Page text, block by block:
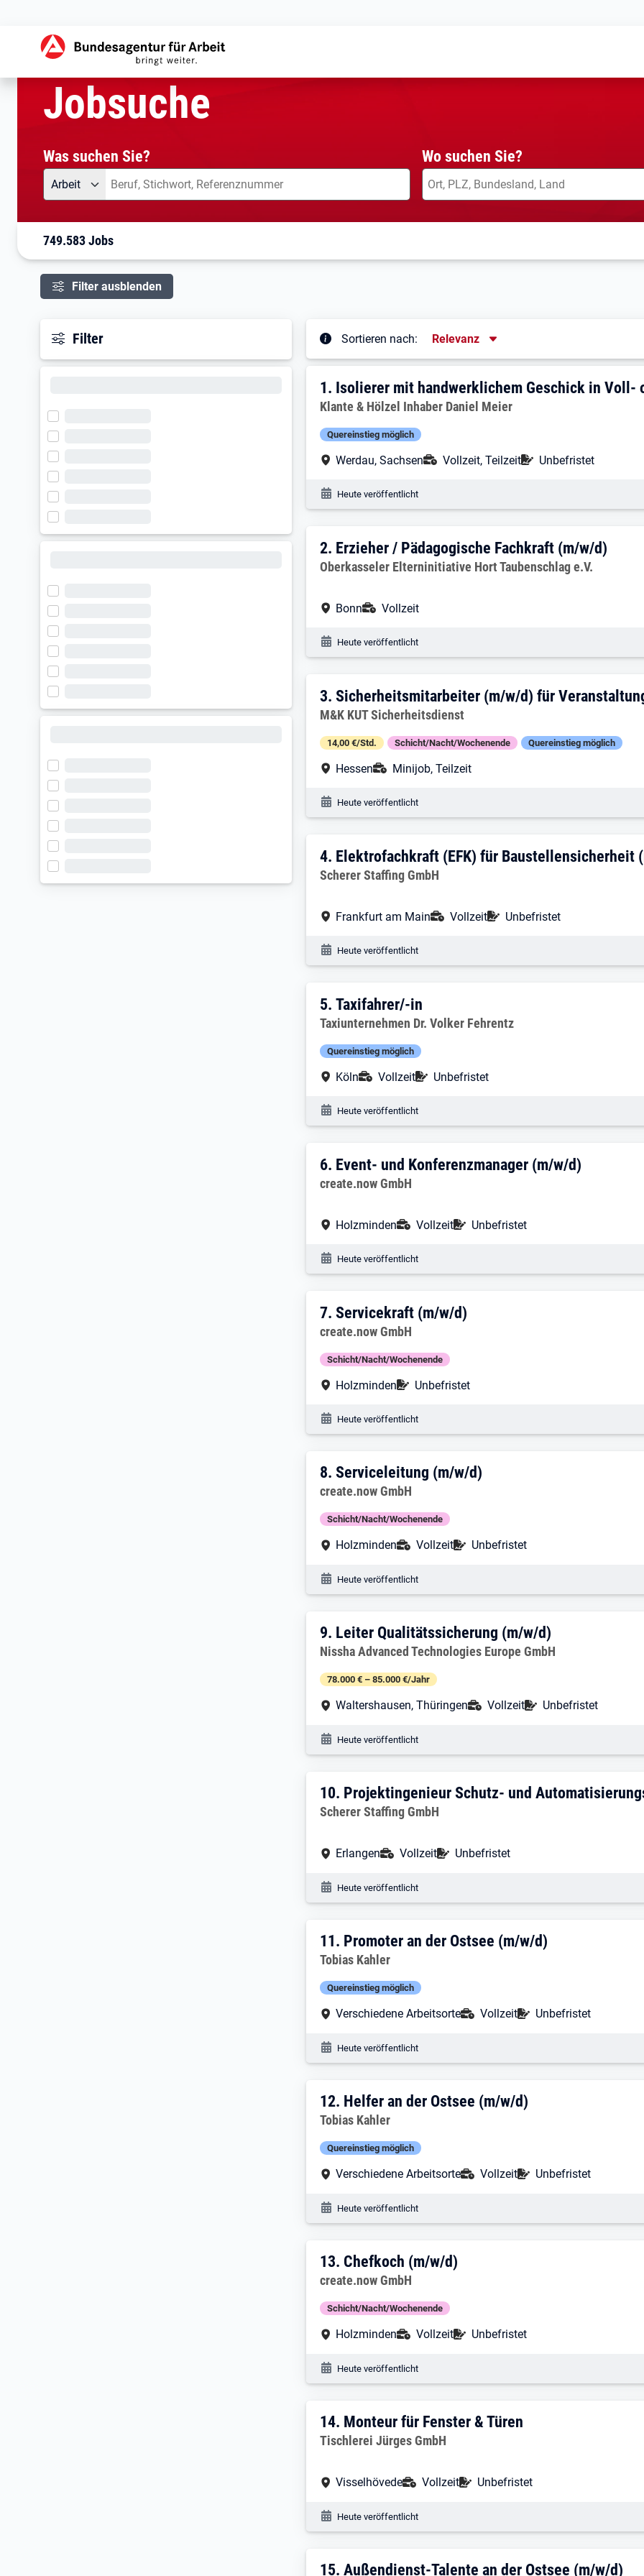
Startseite
Jobsuche
Was suchen Sie?
Angebotsart
Arbeit Was suchen Sie?
Wo suchen Sie?
749.583 Jobs
Filter ausblenden
Filter Sortieren nach: Sortierung
Relevanz
Ergebnisliste
1. Ergebnis: Isolierer mit
1. Isolierer mit handwerklichem Geschick in Voll-
Arbeitgeber:
Klante & Hölzel Inhaber Daniel Meier
Quereinstieg möglich
Arbeitsort:
Werdau, Sachsen Anstellungsart:
Vollzeit, Teilzeit Befristung:
Unbefristet
Veröffentlichungsdatum:
Heute veröffentlicht
2. Ergebnis: Erzieher / Pädagogische
2. Erzieher / Pädagogische Fachkraft (m/w/d)
Arbeitgeber:
Oberkasseler Elterninitiative Hort Taubenschlag e.V.
Arbeitsort:
Bonn Anstellungsart:
Vollzeit
Veröffentlichungsdatum:
Heute veröffentlicht
3. Ergebnis: Sicherheitsmitarbeiter (m/
3.Sicherheitsmitarbeiter (m/w/d) für
Arbeitgeber:
M&K KUT Sicherheitsdienst
14,00 €/Std. Schicht/Nacht/Wochenende Quereinstieg möglich
Arbeitsort:
Hessen Anstellungsart:
Minijob, Teilzeit
Veröffentlichungsdatum:
Heute veröffentlicht
4. Ergebnis: Elektrofachkraft (EFK) für
4. Elektrofachkraft (EFK) für Baustellensicherheit
Arbeitgeber:
Scherer Staffing GmbH
Arbeitsort:
Frankfurt am Main Anstellungsart:
Vollzeit Befristung:
Unbefristet
Veröffentlichungsdatum:
Heute veröffentlicht
5. Ergebnis: Taxifahrer/-in
5.Taxifahrer/-in
Arbeitgeber:
Taxiunternehmen Dr. Volker Fehrentz
Quereinstieg möglich
Arbeitsort:
Köln Anstellungsart:
Vollzeit Befristung:
Unbefristet
Veröffentlichungsdatum:
Heute veröffentlicht
6. Ergebnis: Event- und
6. Event- und Konferenzmanager (m/w/d)
Arbeitgeber:
create.now GmbH
Arbeitsort:
Holzminden Anstellungsart:
Vollzeit Befristung:
Unbefristet
Veröffentlichungsdatum:
Heute veröffentlicht
7. Ergebnis: Servicekraft (m/w/d)
7.Servicekraft (m/w/d)
Arbeitgeber:
create.now GmbH
Schicht/Nacht/Wochenende
Arbeitsort:
Holzminden Befristung:
Unbefristet
Veröffentlichungsdatum:
Heute veröffentlicht
8. Ergebnis: Serviceleitung (m/w/d)
8.Serviceleitung (m/w/d)
Arbeitgeber:
create.now GmbH
Schicht/Nacht/Wochenende
Arbeitsort:
Holzminden Anstellungsart:
Vollzeit Befristung:
Unbefristet
Veröffentlichungsdatum:
Heute veröffentlicht
9. Ergebnis: Leiter Qualitätssicherung
9. Leiter Qualitätssicherung (m/w/d)
Arbeitgeber:
Nissha Advanced Technologies Europe GmbH
78.000 € – 85.000 €/Jahr
Arbeitsort:
Waltershausen, Thüringen Anstellungsart:
Vollzeit Befristung:
Unbefristet
Veröffentlichungsdatum:
Heute veröffentlicht
10. Ergebnis: Projektingenieur Schutz-
10. Projektingenieur Schutz- und
Arbeitgeber:
Scherer Staffing GmbH
Arbeitsort:
Erlangen Anstellungsart:
Vollzeit Befristung:
Unbefristet
Veröffentlichungsdatum:
Heute veröffentlicht
11. Ergebnis: Promoter an der Ostsee
11. Promoter an der Ostsee (m/w/d)
Arbeitgeber:
Tobias Kahler
Quereinstieg möglich
Arbeitsort:
Verschiedene Arbeitsorte Anstellungsart:
Vollzeit Befristung:
Unbefristet
Veröffentlichungsdatum:
Heute veröffentlicht
12. Ergebnis: Helfer an der Ostsee (m/w/
12. Helfer an der Ostsee (m/w/d)
Arbeitgeber:
Tobias Kahler
Quereinstieg möglich
Arbeitsort:
Verschiedene Arbeitsorte Anstellungsart:
Vollzeit Befristung:
Unbefristet
Veröffentlichungsdatum:
Heute veröffentlicht
13. Ergebnis: Chefkoch (m/w/d)
13. Chefkoch (m/w/d)
Arbeitgeber:
create.now GmbH
Schicht/Nacht/Wochenende
Arbeitsort:
Holzminden Anstellungsart:
Vollzeit Befristung:
Unbefristet
Veröffentlichungsdatum:
Heute veröffentlicht
14. Ergebnis: Monteur für Fenster & Türen
14. Monteur für Fenster & Türen
Arbeitgeber:
Tischlerei Jürges GmbH
Arbeitsort:
Visselhövede Anstellungsart:
Vollzeit Befristung:
Unbefristet
Veröffentlichungsdatum:
Heute veröffentlicht
15.Außendienst-Talente an der Ostsee (m/w/d)